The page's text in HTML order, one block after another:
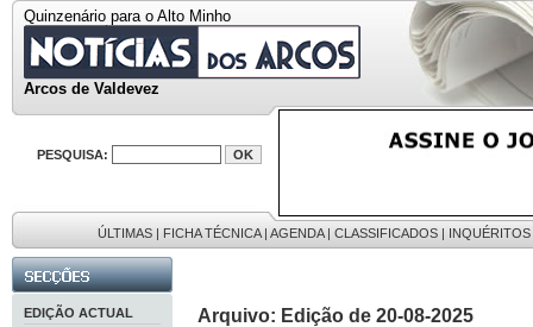
Quinzenário para o Alto Minho
Arcos de Valdevez
PESQUISA:
ÚLTIMAS | FICHA TÉCNICA| AGENDA| CLASSIFICADOS | INQUÉRITOS
EDIÇÃO ACTUAL
Arquivo: Edição de 20-08-2025